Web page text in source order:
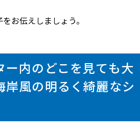
お伝えしましょう。
ー内のどこを見ても大
岸風の明るく綺麗なシ